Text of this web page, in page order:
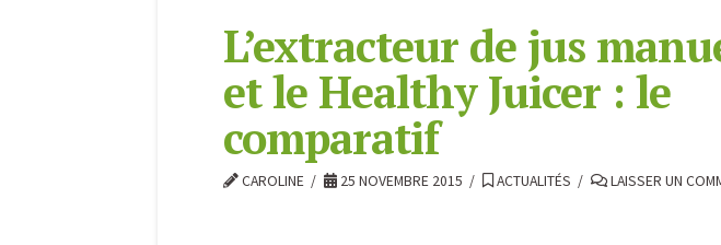
L’extracteur de jus
et le Healthy Juicer : le
comparatif
CAROLINE 25 NOVEMBRE 2015 ACTUALITÉS LAISSER UN